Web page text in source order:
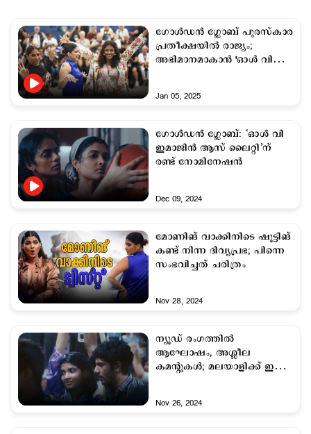
ഗോള്‍ഡന്‍ ഗ്ലോബ് പുരസ്കാര
പ്രതീക്ഷയില്‍ രാജ്യം;
അഭിമാനമാകാന്‍ 'ഓള്‍ വി
Jan 05, 2025
ഗോള്‍ഡന്‍ ഗ്ലോബ്: ‘ഓള്‍ വി
ഇമാജിന്‍ ആസ് ലൈറ്റി’ന്
രണ്ട് നോമിനേഷൻ
Dec 09, 2024
മോണിങ് വാക്കിനിടെ ഷൂട്ടിങ്
കണ്ട് നിന്ന ദിവ്യപ്രഭ; പിന്നെ
സംഭവിച്ചത് ചരിത്രം
Nov 28, 2024
ന്യൂഡ് രംഗത്തില്‍
ആഘോഷം, അശ്ലീല
കമന്‍റുകള്‍; മലയാളിക്ക് ഇത്
Nov 26, 2024